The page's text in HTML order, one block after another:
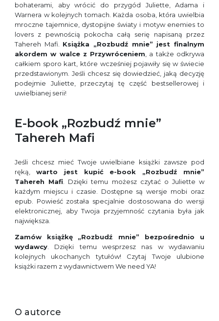
bohaterami, aby wrócić do przygód Juliette, Adama i
Warnera w kolejnych tomach. Każda osoba, która uwielbia
mroczne tajemnice, dystopijne światy i motyw enemies to
lovers z pewnością pokocha całą serię napisaną przez
Tahereh Mafi. Książka „Rozbudź mnie” jest finalnym
akordem w walce z Przywróceniem , a także odkrywa
całkiem sporo kart, które wcześniej pojawiły się w świecie
przedstawionym. Jeśli chcesz się dowiedzieć, jaką decyzję
podejmie Juliette, przeczytaj tę część bestsellerowej i
uwielbianej serii!
E-book „Rozbudź mnie”
Tahereh Mafi
Jeśli chcesz mieć Twoje uwielbiane książki zawsze pod
ręką, warto jest kupić e-book „Rozbudź mnie”
Tahereh Mafi . Dzięki temu możesz czytać o Juliette w
każdym miejscu i czasie. Dostępne są wersje mobi oraz
epub. Powieść została specjalnie dostosowana do wersji
elektronicznej, aby Twoja przyjemność czytania była jak
największa.
Zamów książkę
„Rozbudź mnie” bezpośrednio u
wydawcy . Dzięki temu wesprzesz nas w wydawaniu
kolejnych ukochanych tytułów! Czytaj Twoje ulubione
książki razem z wydawnictwem We need YA!
O autorce